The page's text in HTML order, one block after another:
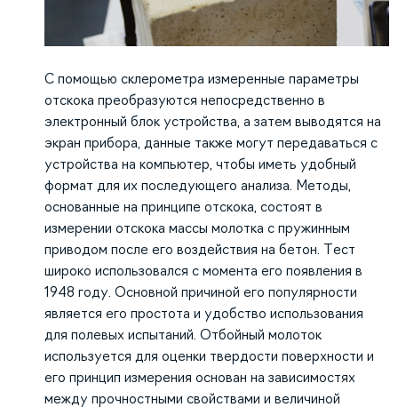
С помощью склерометра измеренные параметры
отскока преобразуются непосредственно в
электронный блок устройства, а затем выводятся на
экран прибора, данные также могут передаваться с
устройства на компьютер, чтобы иметь удобный
формат для их последующего анализа. Методы,
основанные на принципе отскока, состоят в
измерении отскока массы молотка с пружинным
приводом после его воздействия на бетон. Тест
широко использовался с момента его появления в
1948 году. Основной причиной его популярности
является его простота и удобство использования
для полевых испытаний. Отбойный молоток
используется для оценки твердости поверхности и
его принцип измерения основан на зависимостях
между прочностными свойствами и величиной